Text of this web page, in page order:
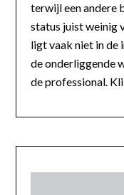
terwijl een andere
status juist weinig
ligt vaak niet in de
de onderliggende
de professional.